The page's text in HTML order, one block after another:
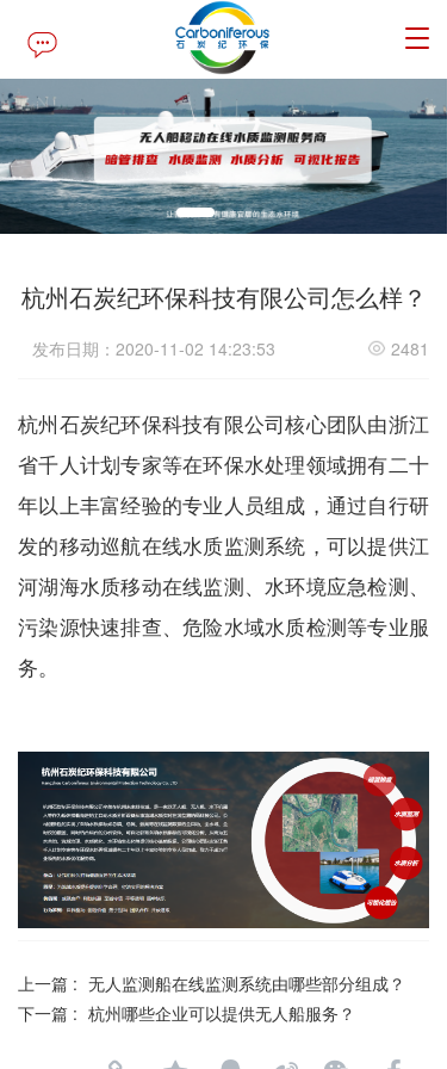
T
g
g
l
e
n
v
a
i
杭州石炭纪环保科技有限公司怎么样？
发布日期：2020-11-02 14:23:53 2481
杭州石炭纪环保科技有限公司核心团队由浙江
省千人计划专家等在环保水处理领域拥有二十
年以上丰富经验的专业人员组成，通过自行研
发的移动巡航在线水质监测系统，可以提供江
河湖海水质移动在线监测、水环境应急检测、
污染源快速排查、危险水域水质检测等专业服
务。
上一篇 : 无人监测船在线监测系统由哪些部分组成？
下一篇 : 杭州哪些企业可以提供无人船服务？